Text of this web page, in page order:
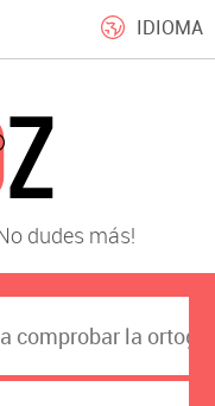
IDIOMA
dudes más!